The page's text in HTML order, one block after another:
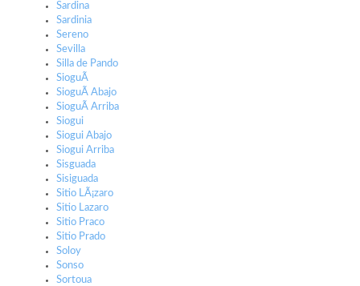
Sardina
Sardinia
Sereno
Sevilla
Silla de Pando
SioguÃ­
SioguÃ­ Abajo
SioguÃ­ Arriba
Siogui
Siogui Abajo
Siogui Arriba
Sisguada
Sisiguada
Sitio LÃ¡zaro
Sitio Lazaro
Sitio Praco
Sitio Prado
Soloy
Sonso
Sortoua